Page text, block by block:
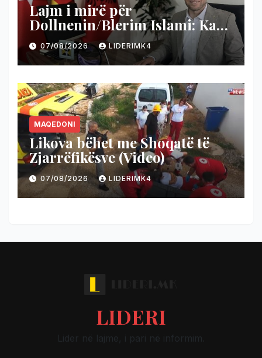
Lajm i mirë për
Dollnenin/Blerim Islami: Ka
nisur projekti i shumëpritur
për rrugën Cërnilishtë–
Ropotovë
07/08/2026 LIDERIMK4
MAQEDONI
Likova bëhet me Shoqatë të
Zjarrëfikësve (Video)
07/08/2026 LIDERIMK4
LIDERI
Lider në lajme, i pari në informim.